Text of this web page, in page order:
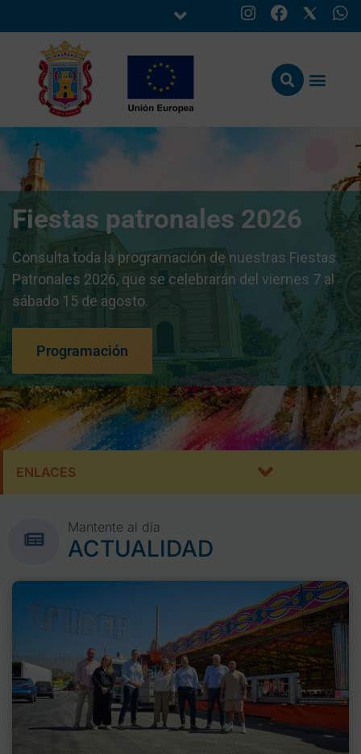
Fiestas patronales 2026
Consulta toda la programación de nuestras Fiestas
Patronales 2026, que se celebrarán del viernes 7 al
sábado 15 de agosto.
Programación
ENLACES
Mantente al día
ACTUALIDAD